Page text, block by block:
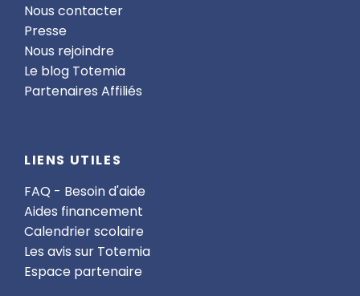
Nous contacter
Presse
Nous rejoindre
Le blog Totemia
Partenaires Affiliés
LIENS UTILES
FAQ - Besoin d'aide
Aides financement
Calendrier scolaire
Les avis sur Totemia
Espace partenaire